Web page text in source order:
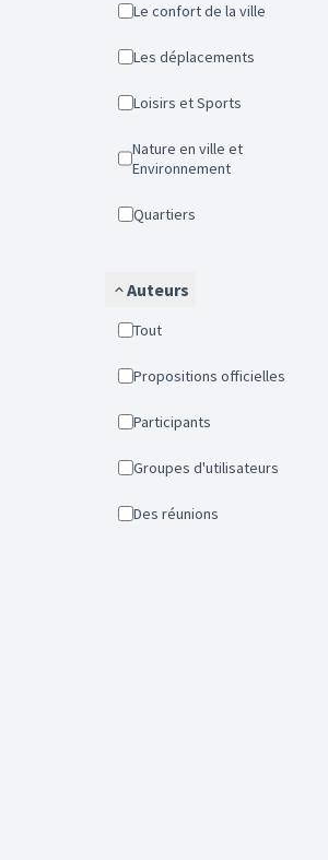
Le confort de la ville
Les déplacements
Loisirs et Sports
Nature en ville et
Environnement
Quartiers
Auteurs
Tout
Propositions officielles
Participants
Groupes d'utilisateurs
Des réunions